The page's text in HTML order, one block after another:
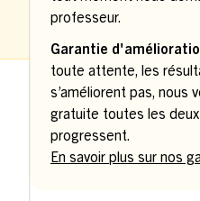
professeur.
Garantie
toute attente, les
s’améliorent pas, nous
gratuite toutes les deux
progressent.
En savoir plus sur nos